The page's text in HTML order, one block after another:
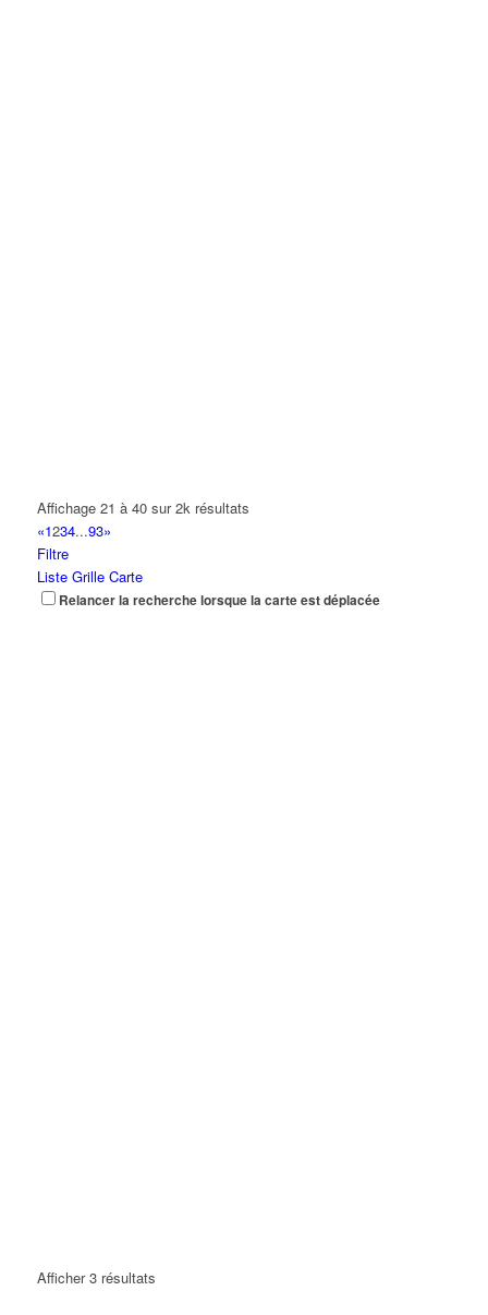
Affichage 21 à 40 sur 2k résultats
«1234...93»
Filtre
Liste Grille Carte
Relancer la recherche lorsque la carte est déplacée
Afficher 3 résultats